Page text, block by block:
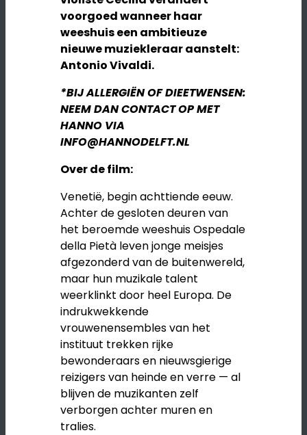
voorgoed wanneer haar
weeshuis een ambitieuze
nieuwe muziekleraar aanstelt:
Antonio Vivaldi.
*BIJ ALLERGIËN OF DIEETWENSEN:
NEEM DAN CONTACT OP MET
HANNO VIA
INFO@HANNODELFT.NL
Over de film:
Venetië, begin achttiende eeuw.
Achter de gesloten deuren van
het beroemde weeshuis Ospedale
della Pietà leven jonge meisjes
afgezonderd van de buitenwereld,
maar hun muzikale talent
weerklinkt door heel Europa. De
indrukwekkende
vrouwenensembles van het
instituut trekken rijke
bewonderaars en nieuwsgierige
reizigers van heinde en verre — al
blijven de muzikanten zelf
verborgen achter muren en
tralies.